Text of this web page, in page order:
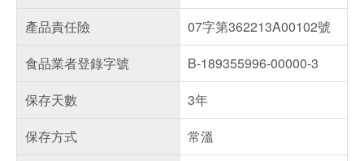
產品責任險
07字第362213A00102號
食品業者登錄字號
B-189355996-00000-3
保存天數
3年
保存方式
常溫